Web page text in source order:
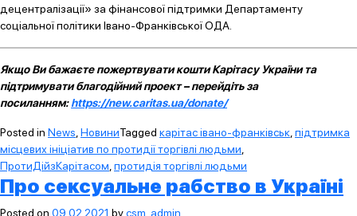
децентралізації» за фінансової підтримки Департаменту
соціальної політики Івано-Франківської ОДА.
Якщо Ви бажаєте пожертвувати кошти Карітасу України та
підтримувати благодійний проект – перейдіть за
посиланням:https://new.caritas.ua/donate/
Posted in News НовиниTagged карітас івано-франківськ підтримка
місцевих ініціатив по протидії торгівлі людьми
ПротиДійзКарітасом протидія торгівлі людьми
Про сексуальне рабство в Україні
Posted on 09.02.2021 bycsm_admin